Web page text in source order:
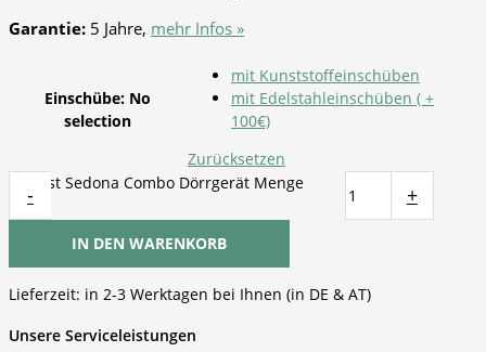
Garantie: 5 Jahre, mehr Infos »
Einschübe: No
selection
mit Kunststoffeinschüben
mit Edelstahleinschüben ( +
100€)
Zurücksetzen
-
Tribest Sedona Combo Dörrgerät Menge +
IN DEN WARENKORB
Lieferzeit: in 2-3 Werktagen bei Ihnen (in DE & AT)
Unsere Serviceleistungen